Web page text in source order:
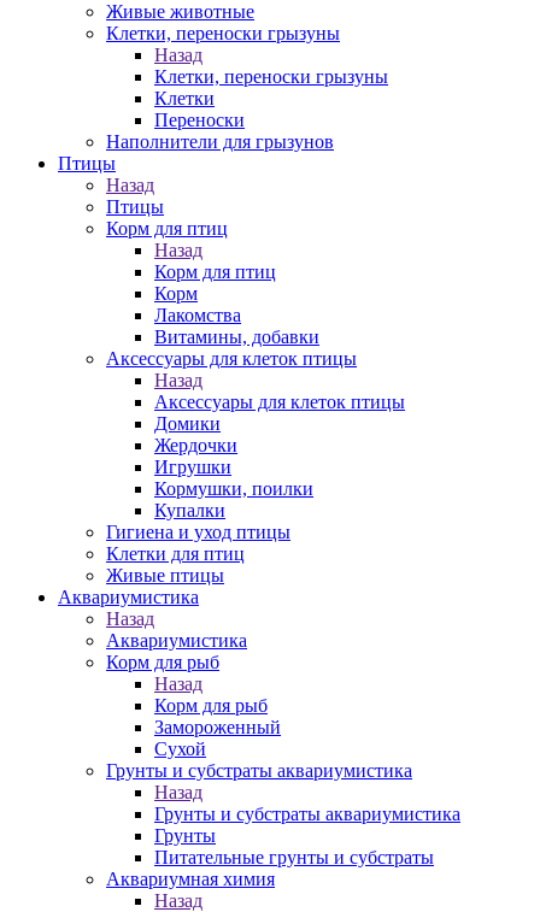
Живые животные
Клетки, переноски грызуны
Назад
Клетки, переноски грызуны
Клетки
Переноски
Наполнители для грызунов
Птицы
Назад
Птицы
Корм для птиц
Назад
Корм для птиц
Корм
Лакомства
Витамины, добавки
Аксессуары для клеток птицы
Назад
Аксессуары для клеток птицы
Домики
Жердочки
Игрушки
Кормушки, поилки
Купалки
Гигиена и уход птицы
Клетки для птиц
Живые птицы
Аквариумистика
Назад
Аквариумистика
Корм для рыб
Назад
Корм для рыб
Замороженный
Сухой
Грунты и субстраты аквариумистика
Назад
Грунты и субстраты аквариумистика
Грунты
Питательные грунты и субстраты
Аквариумная химия
Назад